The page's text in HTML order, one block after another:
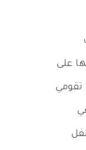
على
تقومي